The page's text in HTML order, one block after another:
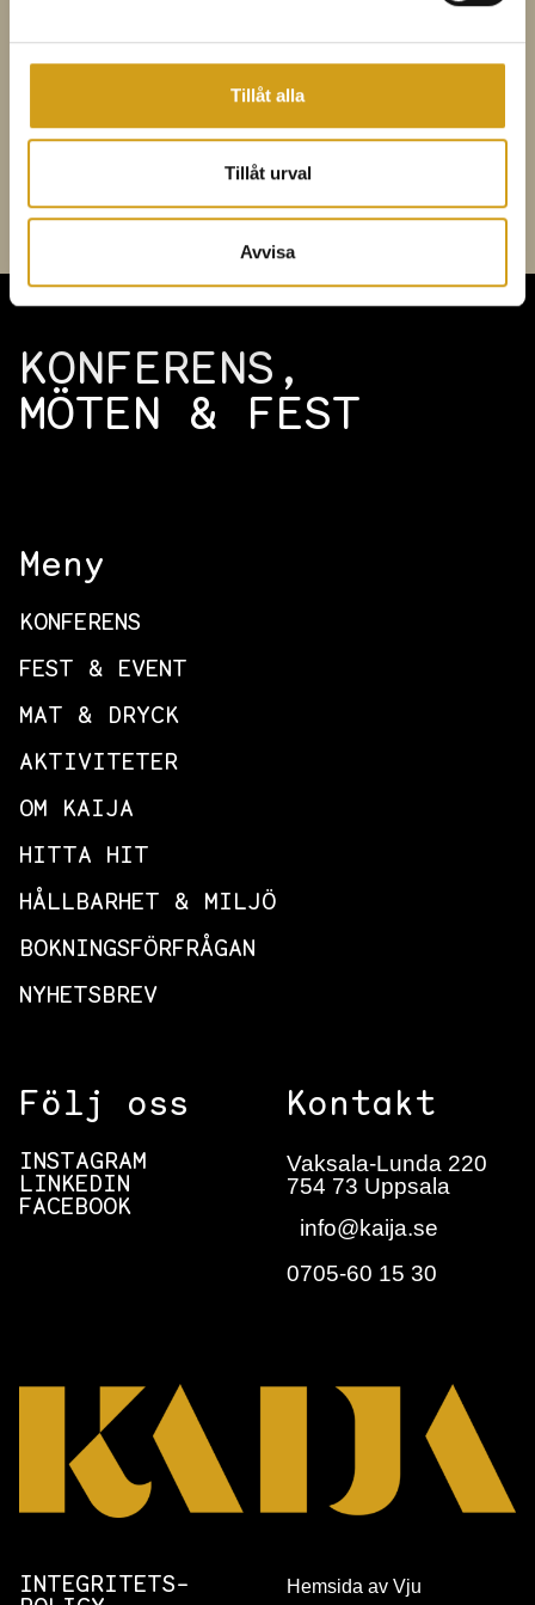
Tillåt alla
Tillåt urval
Avvisa
2 tsk atamon
KONFERENS,
MÖTEN & FEST
Meny
KONFERENS
FEST & EVENT
MAT & DRYCK
AKTIVITETER
OM KAIJA
HITTA HIT
HÅLLBARHET & MILJÖ
BOKNINGSFÖRFRÅGAN
NYHETSBREV
Följ oss
INSTAGRAM
LINKEDIN
FACEBOOK
Kontakt
Vaksala-Lunda 220
754 73 Uppsala
info@kaija.se
0705-60 15 30
INTEGRITETS­
Hemsida av Vju